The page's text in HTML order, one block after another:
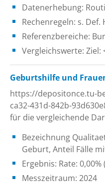
Datenerhebung:
Rechenregeln: s. Def.
Referenzbereiche:
Vergleichswerte: Ziel:
Geburtshilfe und
https://depositonce.tu-
ca32-431d-842b-
für die vergleichende
Bezeichnung
Geburt, Anteil Fälle
Ergebnis: Rate:
Messzeitraum: 2024